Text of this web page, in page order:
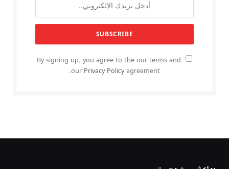
By signing up, you agree to the our terms and
our Privacy Policyagreement.